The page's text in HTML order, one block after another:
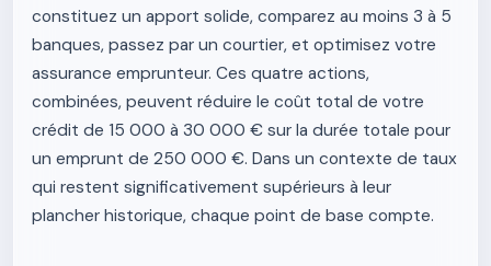
constituez un apport solide, comparez au moins 3 à 5
banques, passez par un courtier, et optimisez votre
assurance emprunteur. Ces quatre actions,
combinées, peuvent réduire le coût total de votre
crédit de 15 000 à 30 000 € sur la durée totale pour
un emprunt de 250 000 €. Dans un contexte de taux
qui restent significativement supérieurs à leur
plancher historique, chaque point de base compte.